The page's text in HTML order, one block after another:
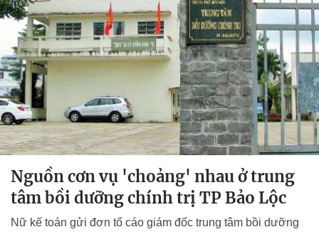
Nguồn cơn vụ 'choảng' nhau ở trung
tâm bồi dưỡng chính trị TP Bảo Lộc
Nữ kế toán gửi đơn tố cáo giám đốc trung tâm bồi dưỡng